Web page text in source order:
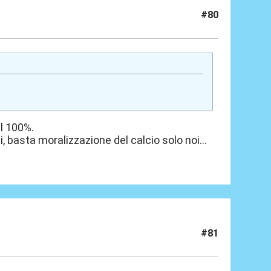
#80
basta moralizzazione del calcio solo noi...
#81